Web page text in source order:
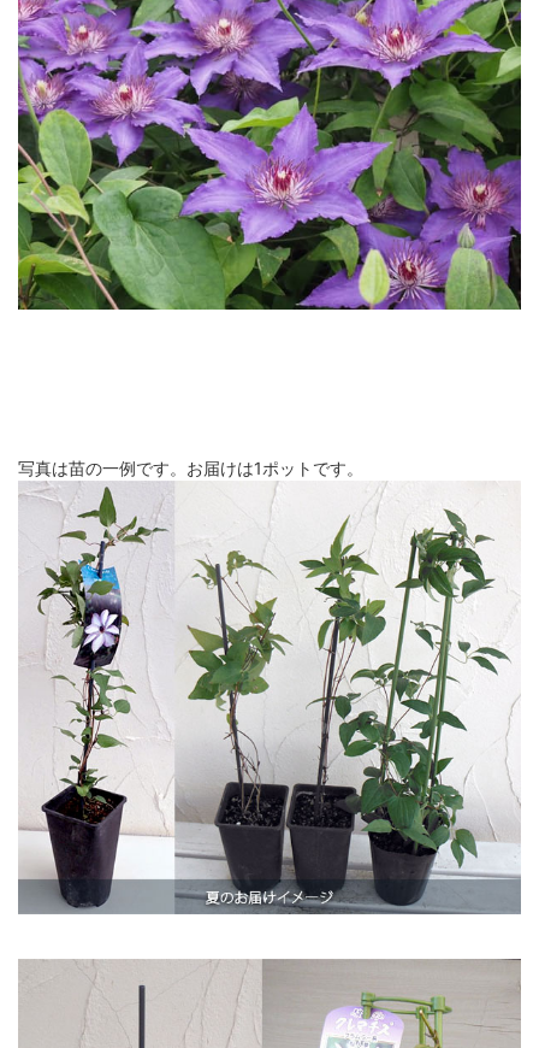
写真は苗の一例です。お届けは1ポットです。